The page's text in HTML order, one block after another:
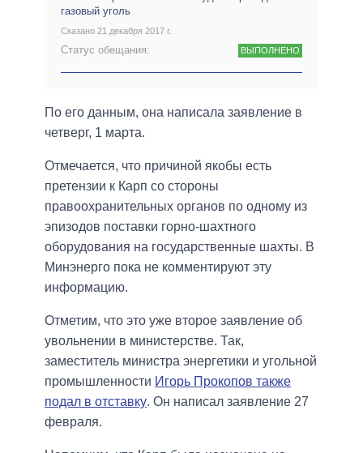
газовый уголь
Сказано 21 декабря 2017 г.
Статус обещания: ВЫПОЛНЕНО
По его данным, она написала заявление в
четверг, 1 марта.
Отмечается, что причиной якобы есть
претензии к Карп со стороны
правоохранительных органов по одному из
эпизодов поставки горно-шахтного
оборудования на государственные шахты. В
Минэнерго пока не комментируют эту
информацию.
Отметим, что это уже второе заявление об
увольнении в министерстве. Так,
заместитель министра энергетики и угольной
промышленности Игорь Прокопов также
подал в отставку. Он написал заявление 27
февраля.